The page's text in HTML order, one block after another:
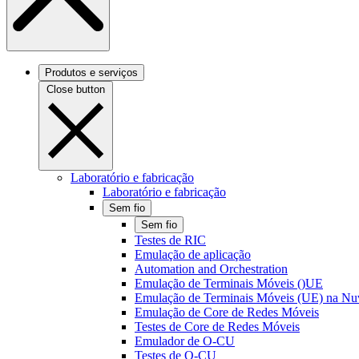
Produtos e serviços
Close button
Laboratório e fabricação
Laboratório e fabricação
Sem fio
Sem fio
Testes de RIC
Emulação de aplicação
Automation and Orchestration
Emulação de Terminais Móveis ()UE
Emulação de Terminais Móveis (UE) na
Emulação de Core de Redes Móveis
Testes de Core de Redes Móveis
Emulador de O-CU
Testes de O-CU